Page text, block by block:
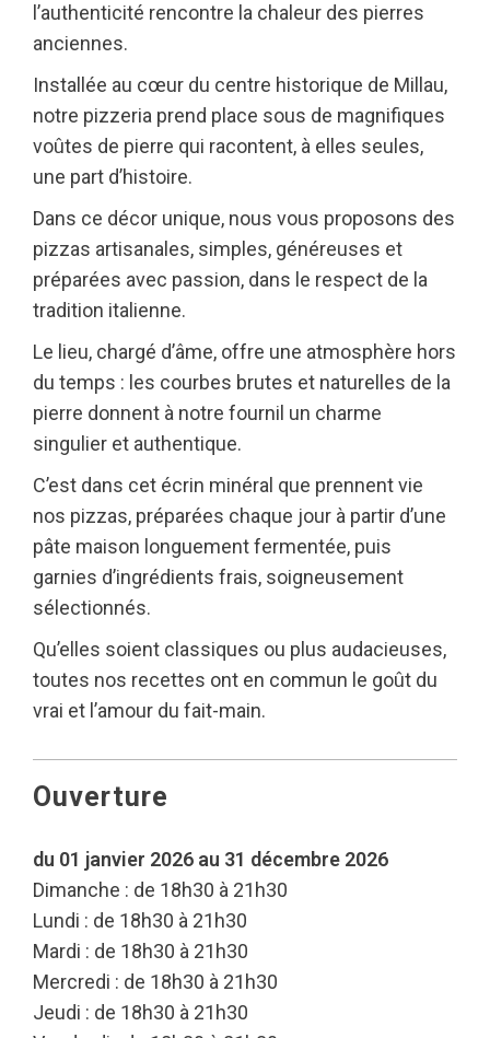
l’authenticité rencontre la chaleur des pierres
anciennes.
Installée au cœur du centre historique de Millau,
notre pizzeria prend place sous de magnifiques
voûtes de pierre qui racontent, à elles seules,
une part d’histoire.
Dans ce décor unique, nous vous proposons des
pizzas artisanales, simples, généreuses et
préparées avec passion, dans le respect de la
tradition italienne.
Le lieu, chargé d’âme, offre une atmosphère hors
du temps : les courbes brutes et naturelles de la
pierre donnent à notre fournil un charme
singulier et authentique.
C’est dans cet écrin minéral que prennent vie
nos pizzas, préparées chaque jour à partir d’une
pâte maison longuement fermentée, puis
garnies d’ingrédients frais, soigneusement
sélectionnés.
Qu’elles soient classiques ou plus audacieuses,
toutes nos recettes ont en commun le goût du
vrai et l’amour du fait-main.
Ouverture
du 01 janvier 2026 au 31 décembre 2026
Dimanche : de 18h30 à 21h30
Lundi : de 18h30 à 21h30
Mardi : de 18h30 à 21h30
Mercredi : de 18h30 à 21h30
Jeudi : de 18h30 à 21h30